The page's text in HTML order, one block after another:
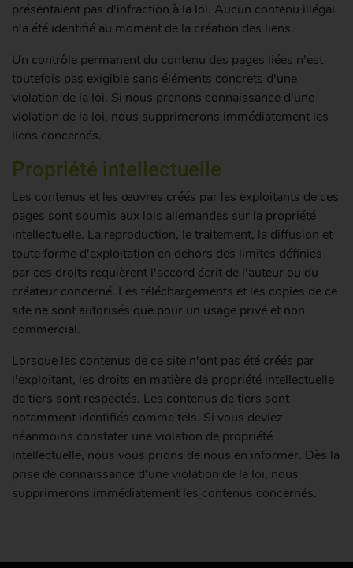
présentaient pas d'infraction à la loi. Aucun contenu illégal
n'a été identifié au moment de la création des liens.
Un contrôle permanent du contenu des pages liées n'est
toutefois pas exigible sans éléments concrets d'une
violation de la loi. Si nous prenons connaissance d'une
violation de la loi, nous supprimerons immédiatement les
liens concernés.
Propriété intellectuelle
Les contenus et les œuvres créés par les exploitants de ces
pages sont soumis aux lois allemandes sur la propriété
intellectuelle. La reproduction, le traitement, la diffusion et
toute forme d'exploitation en dehors des limites définies
par ces droits requièrent l'accord écrit de l'auteur ou du
créateur concerné. Les téléchargements et les copies de ce
site ne sont autorisés que pour un usage privé et non
commercial.
Lorsque les contenus de ce site n'ont pas été créés par
l'exploitant, les droits en matière de propriété intellectuelle
de tiers sont respectés. Les contenus de tiers sont
notamment identifiés comme tels. Si vous deviez
néanmoins constater une violation de propriété
intellectuelle, nous vous prions de nous en informer. Dès la
prise de connaissance d'une violation de la loi, nous
supprimerons immédiatement les contenus concernés.